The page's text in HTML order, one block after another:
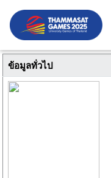
ข้อมูลทั่วไป